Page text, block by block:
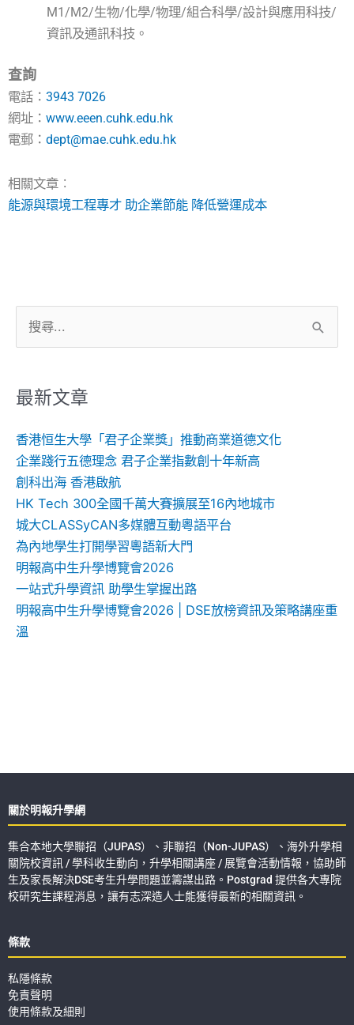
M1/M2/生物/化學/物理/組合科學/設計與應用科技/
資訊及通訊科技。
查詢
電話： 3943 7026
網址： www.eeen.cuhk.edu.hk
電郵： dept@mae.cuhk.edu.hk
相關文章︰
能源與環境工程專才 助企業節能 降低營運成本
尋
鍵
最新文章
香港恒生大學「君子企業獎」推動商業道德文化
企業踐行五德理念 君子企業指數創十年新高
創科出海 香港啟航
HK Tech 300全國千萬大賽擴展至16內地城市
城大CLASSyCAN多媒體互動粵語平台
為內地學生打開學習粵語新大門
明報高中生升學博覽會2026
一站式升學資訊 助學生掌握出路
明報高中生升學博覽會2026 | DSE放榜資訊及策略講座重
溫
關於明報升學網
集合本地大學聯招（JUPAS）、非聯招（Non-JUPAS）、海外升學相
關院校資訊 / 學科收生動向，升學相關講座 / 展覽會活動情報，協助師
生及家長解決DSE考生升學問題並籌謀出路。Postgrad 提供各大專院
校研究生課程消息，讓有志深造人士能獲得最新的相關資訊。
條款
私隱條款
免責聲明
使用條款及細則